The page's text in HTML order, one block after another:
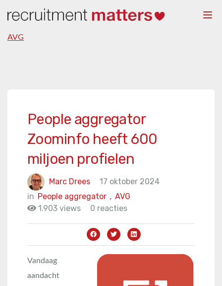
AVG
People aggregator
Zoominfo heeft 600
miljoen profielen
Marc Drees
17 oktober 2024
in
AVG
People aggregator ,
1.903 views
0 reacties
Vandaag
aandacht